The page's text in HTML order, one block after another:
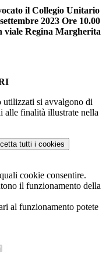
il Collegio Unitario
2023 Ore 10.00
viale Regina Margherita
utilizzati si avvalgono di
alle finalità illustrate nella
tutti i cookies
cookie consentire.
il funzionamento della
al funzionamento potete